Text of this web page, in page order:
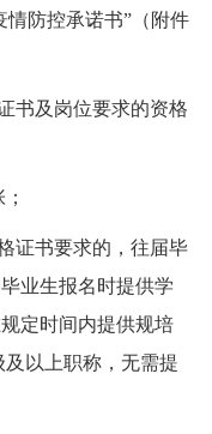
情防控承诺书”（附件
书及岗位要求的资格
证书要求的，往届毕
业生报名时提供学
定时间内提供规培
以上职称，无需提